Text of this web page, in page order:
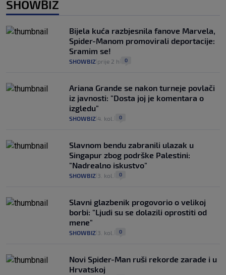
SHOWBIZ
Bijela kuća razbjesnila fanove Marvela,
Spider-Manom promovirali deportacije:
Sramim se!
SHOWBIZ prije 2 h 0
Ariana Grande se nakon turneje povlači
iz javnosti: "Dosta joj je komentara o
izgledu"
SHOWBIZ 4. kol. 0
Slavnom bendu zabranili ulazak u
Singapur zbog podrške Palestini:
"Nadrealno iskustvo"
SHOWBIZ 3. kol. 0
Slavni glazbenik progovorio o velikoj
borbi: "Ljudi su se dolazili oprostiti od
mene"
SHOWBIZ 3. kol. 0
Novi Spider-Man ruši rekorde zarade i u
Hrvatskoj